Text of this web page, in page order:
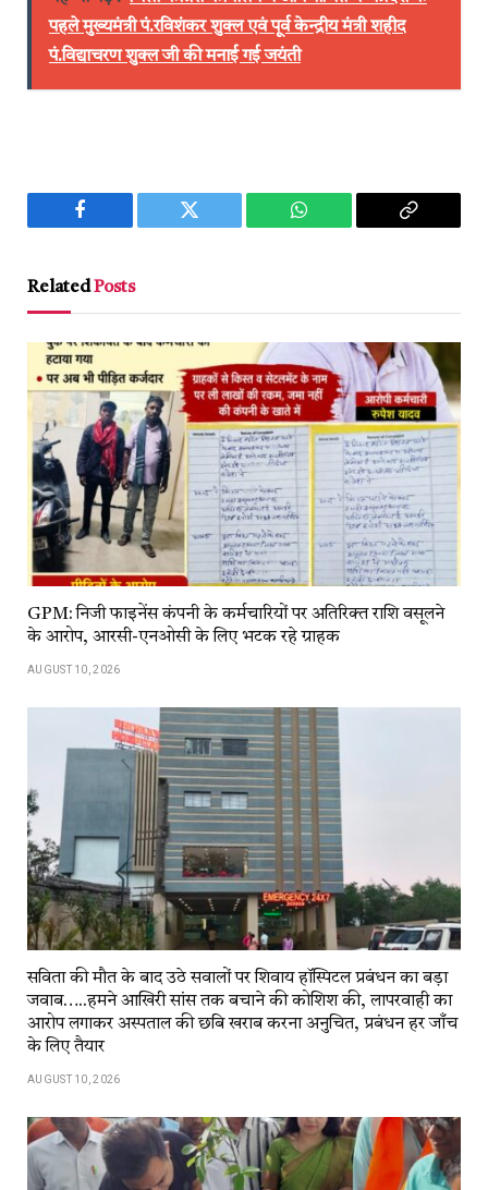
पहले मुख्यमंत्री पं.रविशंकर शुक्ल एवं पूर्व केन्द्रीय मंत्री शहीद
पं.विद्याचरण शुक्ल जी की मनाई गई जयंती
Facebook Twitter WhatsApp
Copy
RelatedPosts
GPM: निजी फाइनेंस कंपनी के कर्मचारियों पर अतिरिक्त राशि वसूलने
के आरोप, आरसी-एनओसी के लिए भटक रहे ग्राहक
AUGUST 10, 2026
सविता की मौत के बाद उठे सवालों पर शिवाय हॉस्पिटल प्रबंधन का बड़ा
जवाब…..हमने आखिरी सांस तक बचाने की कोशिश की, लापरवाही का
आरोप लगाकर अस्पताल की छबि खराब करना अनुचित, प्रबंधन हर जाँच
के लिए तैयार
AUGUST 10, 2026